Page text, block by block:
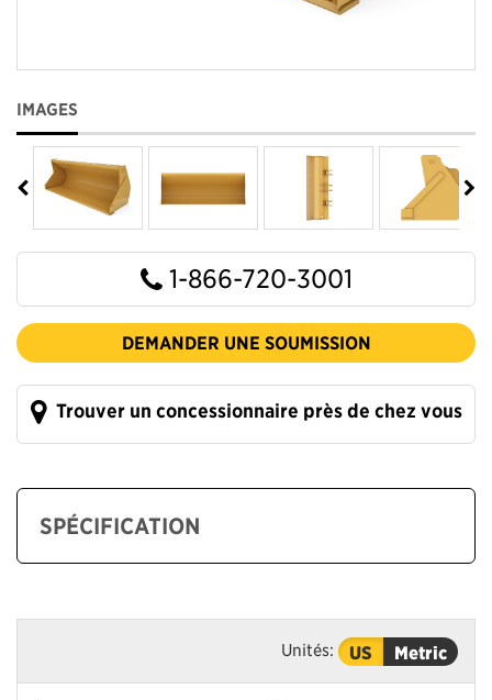
IMAGES
1-866-720-3001
DEMANDER UNE SOUMISSION
Trouver un concessionnaire près de chez vous
SPÉCIFICATION
Unités: US Metric